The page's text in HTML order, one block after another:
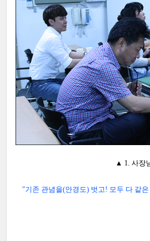
▲ 1. 사장
"기존 관념을(안경도) 벗고! 모두 다 같